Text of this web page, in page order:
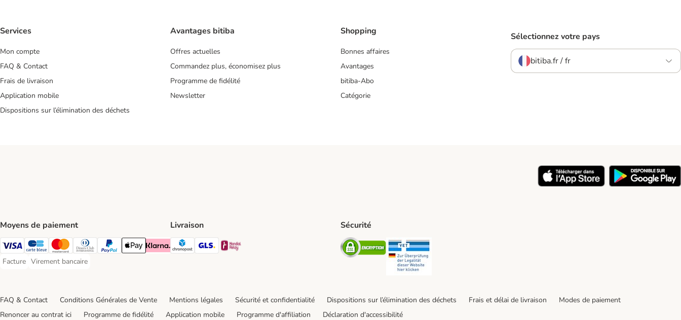
Services
Mon compte
FAQ & Contact
Frais de livraison
Application mobile
Dispositions sur l’élimination des déchets
Avantages bitiba
Offres actuelles
Commandez plus, économisez plus
Programme de fidélité
Newsletter
Shopping
Bonnes affaires
Avantages
bitiba-Abo
Catégorie
Sélectionnez votre pays
bitiba.fr / fr
Moyens de paiement
Visa Payment Method
carte bleue Payment Method
Master Card Payment Method
Diners Club Payment Method
Paypal Payment Method
Apple Pay Payment Method
Klarna Payment Method
Facture
Facture Payment Method
Virement bancaire
Virement bancaire Payment Method
Livraison
Chronopost Shipping Method
GLS Shipping Method
Mondial relay Shipping Method
Sécurité
Security
FAQ & Contact Conditions Générales de Vente Mentions légales Sécurité et confidentialité Dispositions sur l’élimination des déchets Frais et délai de livraison
Modes de paiement
Renoncer au contrat ici
Programme de fidélité Application mobile Programme d'affiliation Déclaration d'accessibilité